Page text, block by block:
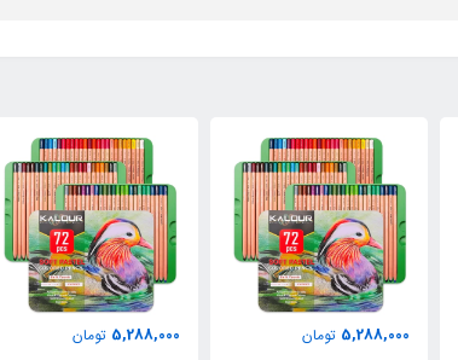
5,288,000 تومان
5,288,000 تومان